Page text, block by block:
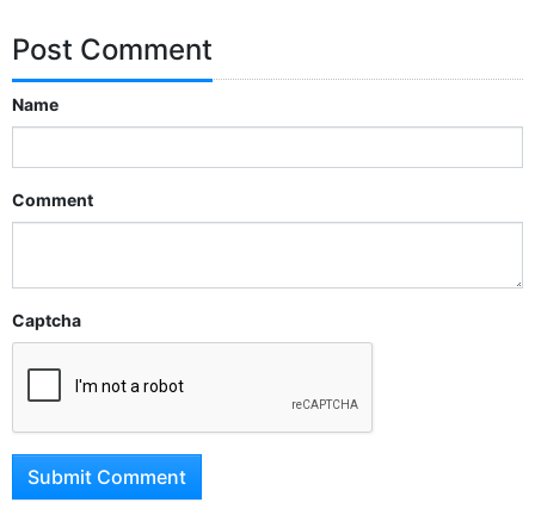
Post Comment
Name
Comment
Captcha
Submit Comment